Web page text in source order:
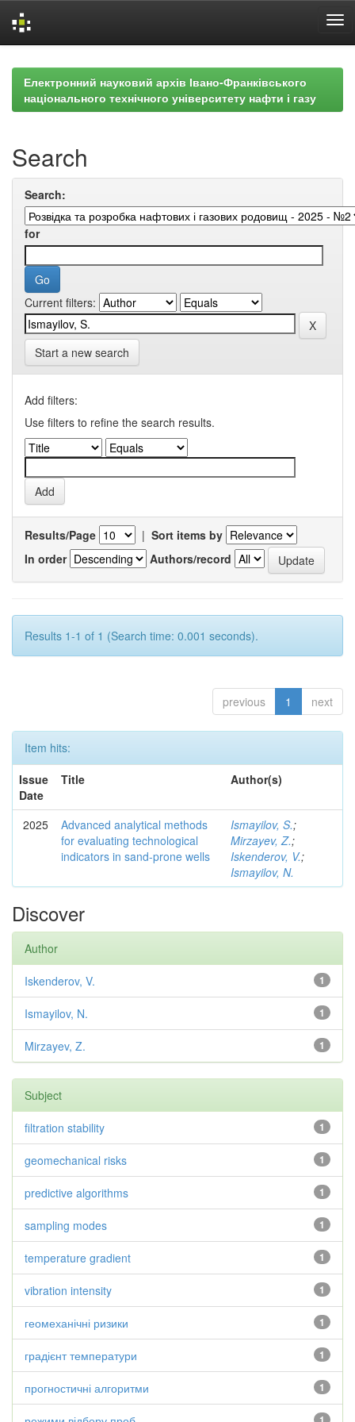
navigationЕлектронний науковий архів Івано-Франківського
національного технічного університету нафти і газу
Search
Search:
for
Current filters:
Start a new search
Add filters:
Use filters to refine the search results.
Results/Page | Sort items by
In order
Authors/record
Results 1-1 of 1 (Search time: 0.001 seconds).
previous 1 next
Item hits:
Issue
Date
Title Author(s)
2025
Advanced analytical methods
for evaluating technological
indicators in sand-prone wells
Ismayilov, S.;
Mirzayev, Z.;
Iskenderov, V.;
Ismayilov, N.
Discover
Author
1
Iskenderov, V.
1
Ismayilov, N.
1
Mirzayev, Z.
Subject
1
filtration stability
1
geomechanical risks
1
predictive algorithms
1
sampling modes
1
temperature gradient
1
vibration intensity
1
геомеханічні ризики
1
градієнт температури
1
прогностичні алгоритми